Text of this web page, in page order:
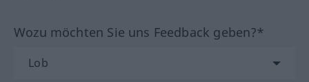
Wozu möchten Sie uns Feedback geben?*